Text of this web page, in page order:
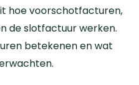
hoe voorschotfacturen,
de slotfactuur werken.
betekenen en wat